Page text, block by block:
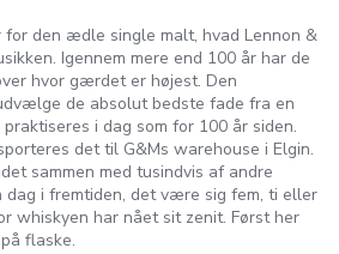
for den ædle single malt, hvad Lennon &
Igennem mere end 100 år har de
hvor gærdet er højest. Den
de absolut bedste fade fra en
i dag som for 100 år siden.
det til G&Ms warehouse i Elgin.
sammen med tusindvis af andre
i fremtiden, det være sig fem, ti eller
whiskyen har nået sit zenit. Først her
flaske.